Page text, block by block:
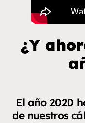
¿Y
El año 2020
de nuestros